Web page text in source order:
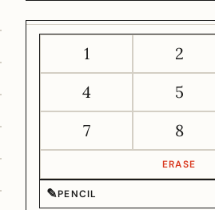
1 2
4
5
7
8
ERASE
✎PENCIL